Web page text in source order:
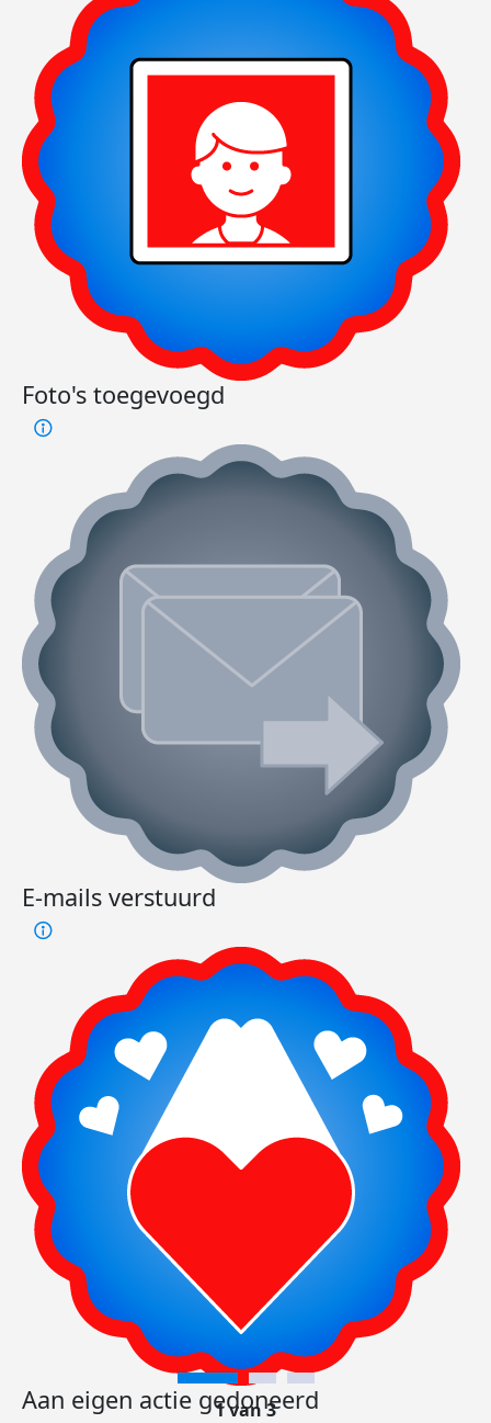
Foto's toegevoegd
E-mails verstuurd
Aan eigen actie gedoneerd
1 van 3